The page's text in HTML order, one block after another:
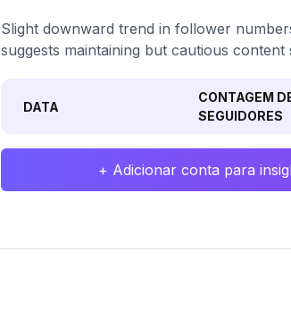
Slight downward trend in follower
suggests maintaining but cautious content
DATA
CONTAGEM
SEGUIDORES
+ Adicionar conta para